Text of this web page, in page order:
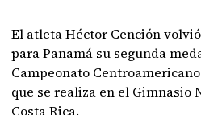
El atleta Héctor Cención
para Panamá su segunda
Campeonato
que se realiza en el Gimnasio
Costa Rica.